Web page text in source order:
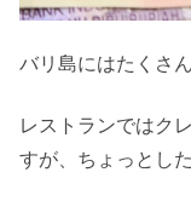
バリ島にはたくさ
レストランではク
すが、ちょっとし